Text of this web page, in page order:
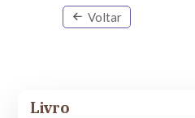
Voltar
Livro